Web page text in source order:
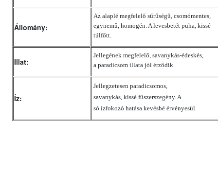
Állomány:
Az alaplé megfelelő sűrűségű, csomómentes,
egynemű, homogén. A levesbetét puha, kissé
túlfőtt.
Illat:
Jellegének megfelelő, savanykás-édeskés,
a paradicsom illata jól érződik.
Íz:
Jellegzetesen paradicsomos,
savanykás, kissé fűszerszegény. A
só ízfokozó hatása kevésbé érvényesül.